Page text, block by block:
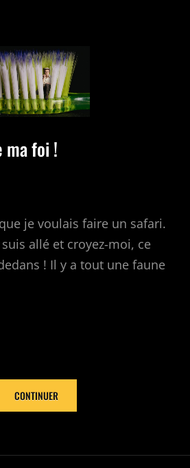
ma foi !
je voulais faire un safari.
allé et croyez-moi, ce
! Il y a tout une faune
CONTINUER